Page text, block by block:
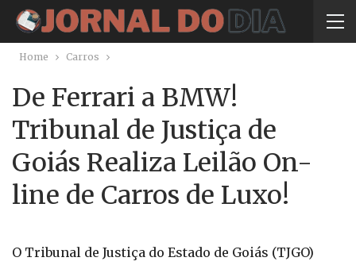
Home Carros
De Ferrari a BMW!
Tribunal de Justiça de
Goiás Realiza Leilão On-
line de Carros de Luxo!
O Tribunal de Justiça do Estado de Goiás (TJGO)